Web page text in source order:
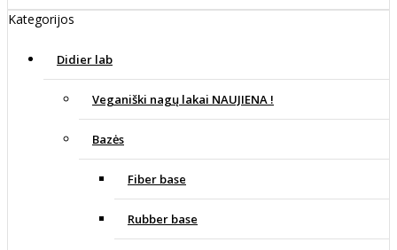
Kategorijos
Didier lab
Veganiški nagų lakai NAUJIENA !
Bazės
Fiber base
Rubber base